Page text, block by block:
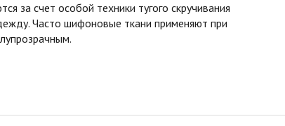
за счет особой техники тугого скручивания
Часто шифоновые ткани применяют при